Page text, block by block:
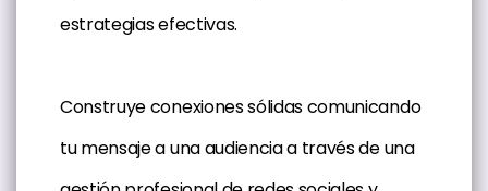
estrategias efectivas.
Construye conexiones sólidas comunicando
tu mensaje a una audiencia a través de una